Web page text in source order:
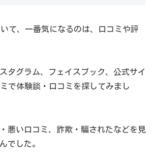
て、一番気になるのは、口コミや評
タグラム、フェイスブック、公式サイ
ミで体験談・口コミを探してみまし
悪い口コミ、詐欺・騙されたなどを見
でした。